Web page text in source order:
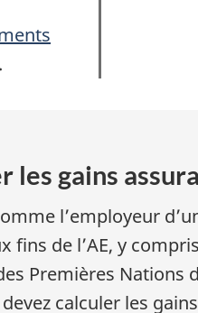
.
les gains
l’employeur
fins de l’AE, y
Premières Nations
calculer les